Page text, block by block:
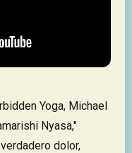
Yoga, Michael
Nyasa,"
dolor,